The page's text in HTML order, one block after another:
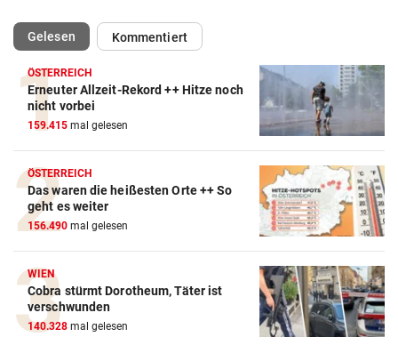
Gelesen(ausgewählt)Kommentiert
ÖSTERREICH
Erneuter Allzeit-Rekord ++ Hitze noch
nicht vorbei
159.415 mal gelesen
ÖSTERREICH
Das waren die heißesten Orte ++ So
geht es weiter
156.490 mal gelesen
WIEN
Cobra stürmt Dorotheum, Täter ist
verschwunden
140.328 mal gelesen
Action-Cam Vergleich
ZUM VERGLEICH
Crosstrainer Vergleich
ZUM VERGLEICH
E-Bike Vergleich
ZUM VERGLEICH
Elektro-Scooter Vergleich
ZUM VERGLEICH